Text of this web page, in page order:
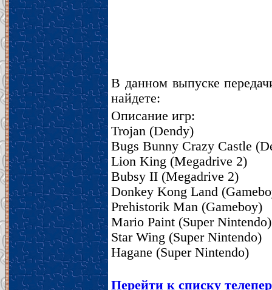
В данном выпуске
найдете:
Описание игр:
Trojan (Dendy)
Bugs Bunny Crazy Castle
Lion King (Megadrive 2)
Bubsy II (Megadrive 2)
Donkey Kong Land
Prehistorik Man (Gameboy)
Mario Paint (Super Nintendo)
Star Wing (Super Nintendo)
Hagane (Super Nintendo)
Перейти к списку